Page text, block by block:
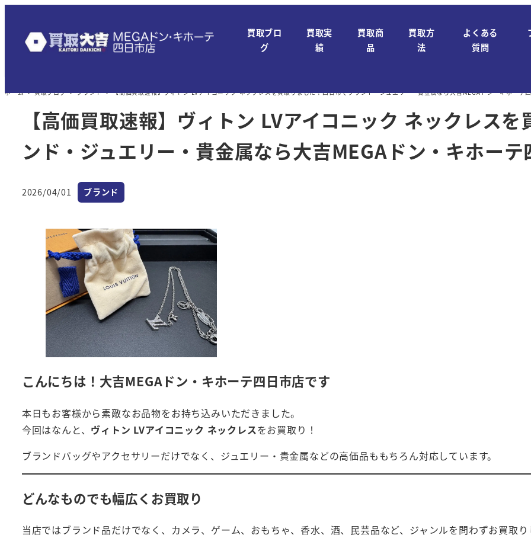
テ
買取ブロ
グ
買取実
績
買取商
品
買取方
法
よくある
質問
ホーム 買取ブログ ブランド 【高価買取速報】ヴィトン LVアイコニック ネックレスを買取りました！四日市でブランド・ジュエリー・貴金属なら大吉MEGAドン・キホーテ
【高価買取速報】ヴィトン LVアイコニック ネックレス
ンド・ジュエリー・貴金属なら大吉MEGAドン・キホーテ
投稿日
2026/04/01 カテゴリー
ブランド
こんにちは！大吉MEGAドン・キホーテ四日市店です
本日もお客様から素敵なお品物をお持ち込みいただきました。
今回はなんと、 ヴィトン LVアイコニック ネックレスをお買取り！
ブランドバッグやアクセサリーだけでなく、ジュエリー・貴金属などの高価品ももちろん対応しています。
どんなものでも幅広くお買取り
当店ではブランド品だけでなく、カメラ、ゲーム、おもちゃ、香水、酒、民芸品など、ジャンルを問わずお買取り